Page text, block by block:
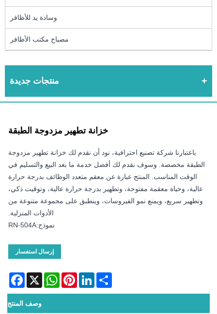
وسادة يد للأظافر
مصباح مكتب الأظافر
منتجات جديدة
خزانة تطهير مزدوجة الطبقة
باعتبارنا شركة تصنيع احترافية، نود أن نقدم لك خزانة تطهير مزدوجة
الطبقة مخصصة. وسوف نقدم لك أفضل خدمة ما بعد البيع والتسليم في
الوقت المناسب. المنتج عبارة عن معقم متعدد الوظائف بدرجة حرارة
عالية، وحياة معقمة مفتوحة، وتطهير بدرجة حرارة عالية، وتوقيت ذكي،
وتطهير سريع، ويمنع نمو الفيروسات، وينطبق على مجموعة متنوعة من
الأدوات المنزلية.
نموذج:RN-504A
إرسال استفسار
X
WhatsAppPinterestLinkedInShare
وصف المنتج